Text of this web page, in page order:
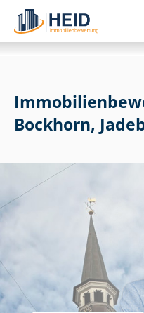
Bockhorn,